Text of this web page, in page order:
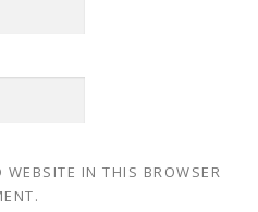
IN THIS BROWSER